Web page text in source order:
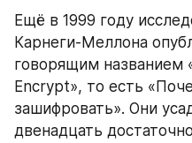
Ещё в 1999 году
Карнеги-Меллона
говорящим названием
Encrypt», то есть
зашифровать». Они
двенадцать